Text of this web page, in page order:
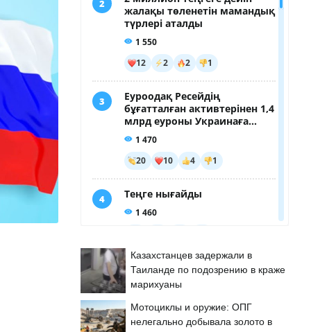
Казахстанцев задержали в
Таиланде по подозрению в краже
марихуаны
Мотоциклы и оружие: ОПГ
нелегально добывала золото в